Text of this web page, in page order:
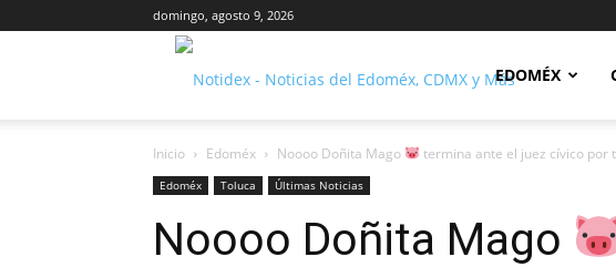
domingo, agosto 9, 2026
Notidex
EDOMÉX
Inicio Edoméx Noooo Doñita Mago termina ante el juez cívico por
Edoméx Toluca Últimas Noticias
Noooo Doñita Mago